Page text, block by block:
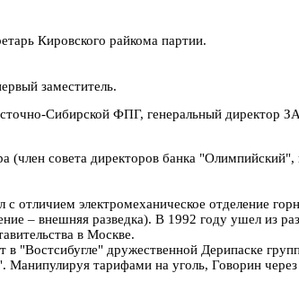
Кировского райкома партии.
заместитель.
Сибирской ФПГ, генеральный директор
(член совета директоров банка
отличием электромеханическое отделение
– внешняя разведка). В 1992 году ушел из
в Москве.
в "Востсибугле" дружественной Дерипаске
тарифами на уголь, Говорин